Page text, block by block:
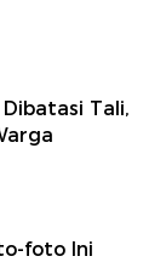
Tali,
foto Ini